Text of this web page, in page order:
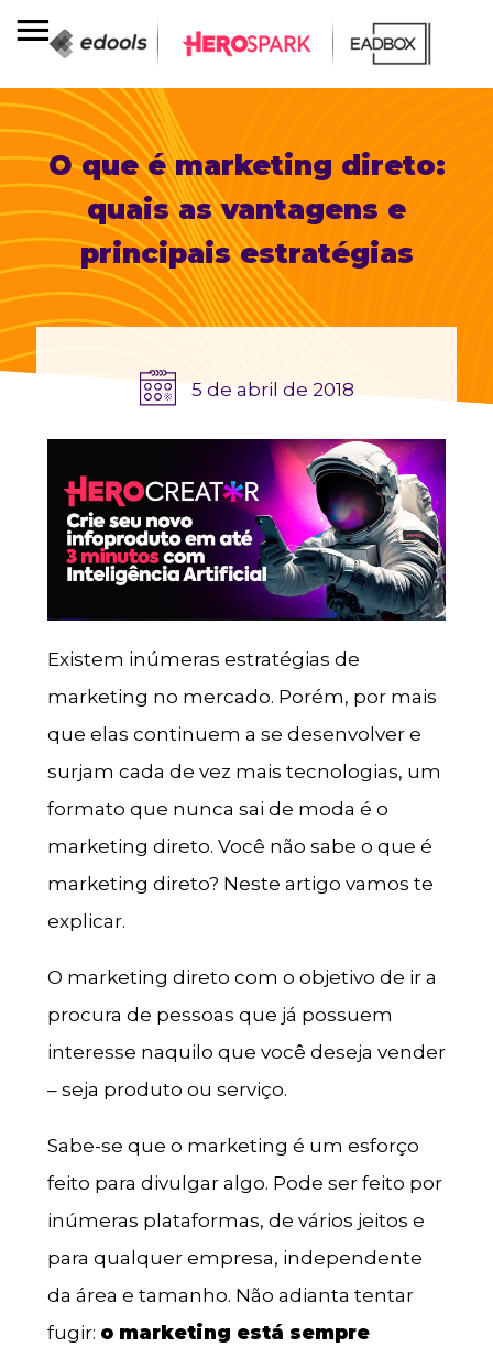
O que é marketing direto:
quais as vantagens e
principais estratégias
5 de abril de 2018
Existem inúmeras estratégias de
marketing no mercado. Porém, por mais
que elas continuem a se desenvolver e
surjam cada de vez mais tecnologias, um
formato que nunca sai de moda é o
marketing direto. Você não sabe o que é
marketing direto? Neste artigo vamos te
explicar.
O marketing direto com o objetivo de ir a
procura de pessoas que já possuem
interesse naquilo que você deseja vender
– seja produto ou serviço.
Sabe-se que o marketing é um esforço
feito para divulgar algo. Pode ser feito por
inúmeras plataformas, de vários jeitos e
para qualquer empresa, independente
da área e tamanho. Não adianta tentar
fugir: o marketing está sempre